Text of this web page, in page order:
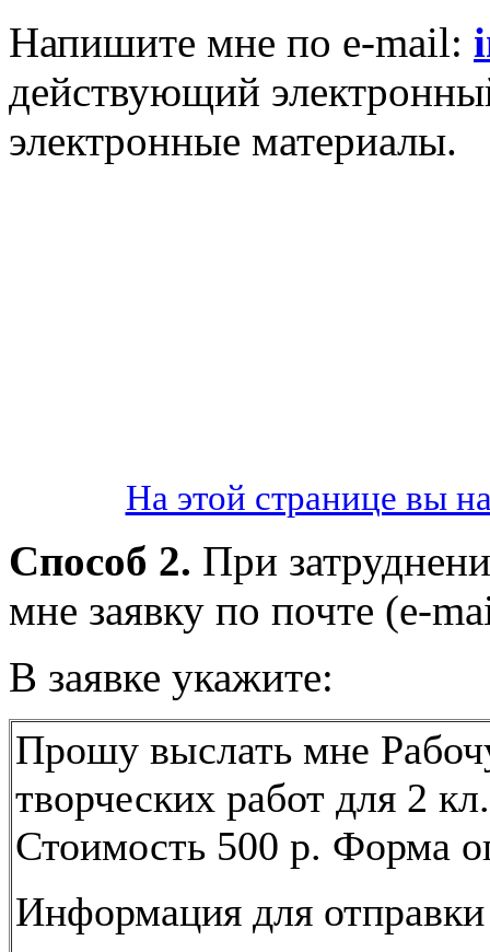
Напишите мне по e-mail:
действующий
электронные материалы.
На этой странице вы
Способ 2. При
мне заявку по почте (e-
В заявке укажите:
Прошу выслать мне
творческих работ для 2
Стоимость 500 р. Форма
Информация для